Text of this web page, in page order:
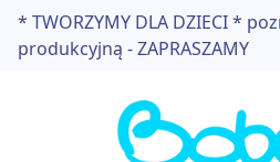
* TWORZYMY DLA DZIECI *
produkcyjną - ZAPRASZAMY